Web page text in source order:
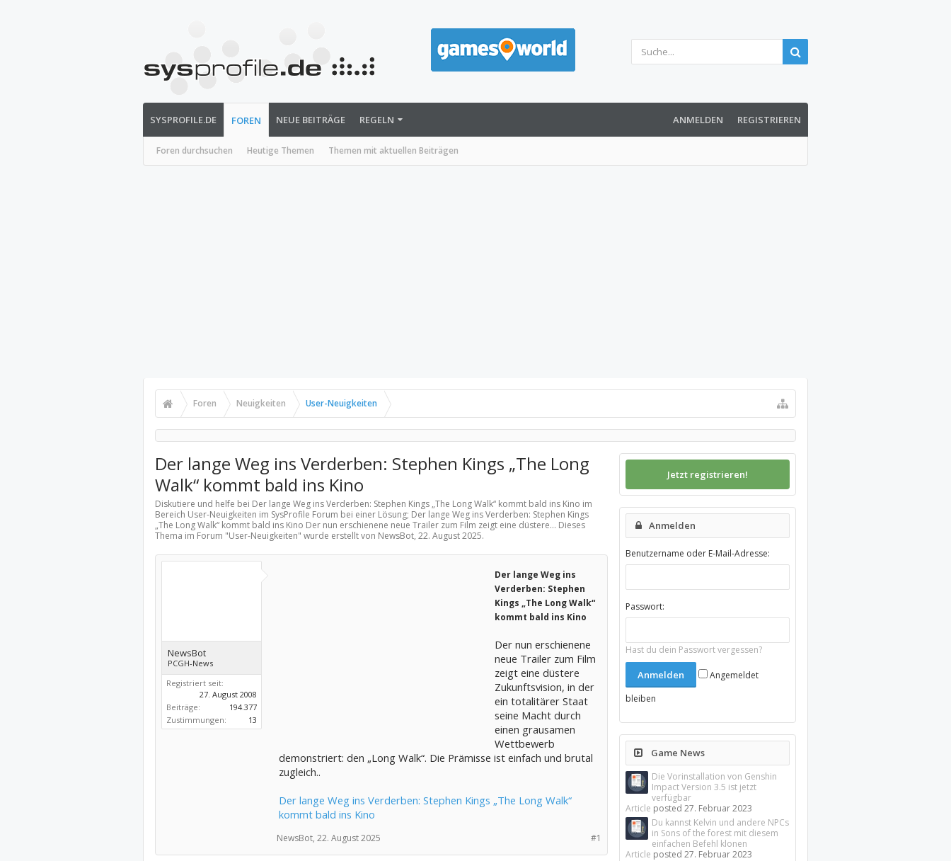
SYSPROFILE.DE FOREN
Foren durchsuchen Heutige Themen Themen mit aktuellen Beiträgen
NEUE BEITRÄGE REGELN ANMELDEN REGISTRIEREN
Foren Neuigkeiten User-Neuigkeiten
Der lange Weg ins Verderben: Stephen Kings „The Long
Walk“ kommt bald ins Kino
Diskutiere und helfe bei Der lange Weg ins Verderben: Stephen Kings „The Long Walk“ kommt bald ins Kino im
Bereich User-Neuigkeiten im SysProfile Forum bei einer Lösung; Der lange Weg ins Verderben: Stephen Kings
„The Long Walk“ kommt bald ins Kino Der nun erschienene neue Trailer zum Film zeigt eine düstere... Dieses
Thema im Forum "User-Neuigkeiten" wurde erstellt von NewsBot, 22. August 2025.
NewsBot
PCGH-News
Registriert seit:
27. August 2008
Beiträge:
194.377
Zustimmungen:
13
Der lange Weg ins
Verderben: Stephen
Kings „The Long Walk“
kommt bald ins Kino
Der nun erschienene
neue Trailer zum Film
zeigt eine düstere
Zukunftsvision, in der
ein totalitärer Staat
seine Macht durch
einen grausamen
Wettbewerb
demonstriert: den „Long Walk“. Die Prämisse ist einfach und brutal
zugleich..
Der lange Weg ins Verderben: Stephen Kings „The Long Walk“
kommt bald ins Kino
#1
NewsBot, 22. August 2025
Jetzt registrieren!
Anmelden
Benutzername oder E-Mail-Adresse:
Passwort:
Hast du dein Passwort vergessen?
Angemeldet
bleiben
Game News
Die Vorinstallation von Genshin
Impact Version 3.5 ist jetzt
verfügbar
Article posted27. Februar 2023
Du kannst Kelvin und andere NPCs
in Sons of the forest mit diesem
einfachen Befehl klonen
Article posted27. Februar 2023